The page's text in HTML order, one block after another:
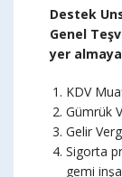
Destek
Genel
yer
KDV
Gümrük
Gelir
Sigorta
gemi inşa